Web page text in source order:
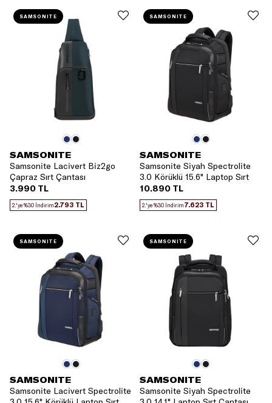
SAMSONITE
Samsonite Lacivert Biz2go
Çapraz Sırt Çantası
3.990 TL
2.'ye %30 İndirim2.793 TL
SAMSONITE
SAMSONITE
Samsonite Siyah Spectrolite
3.0 Körüklü 15.6" Laptop Sırt
Çantası
10.890 TL
2.'ye %30 İndirim7.623 TL
SAMSONITE
SAMSONITE
Samsonite Lacivert Spectrolite
SAMSONITE
SAMSONITE
Samsonite Siyah Spectrolite
SAMSONITE